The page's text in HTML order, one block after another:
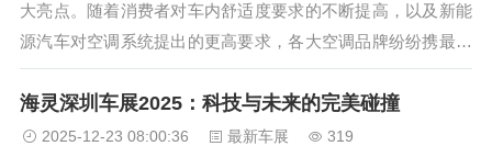
大亮点。随着消费者对车内舒适度要求的不断提高，以及新能
源汽车对空调系统提出的更高要求，各大空调品牌纷纷携最新
技术亮相。那么，这些参展的空调品牌究竟表现如何？它们又
带来了哪些创新技术？本文将为您详细解析重庆车展上空调品
牌的最新动态和行业趋势...
海灵深圳车展2025：科技与未来的完美碰撞
2025-12-23 08:00:36 最新车展 319